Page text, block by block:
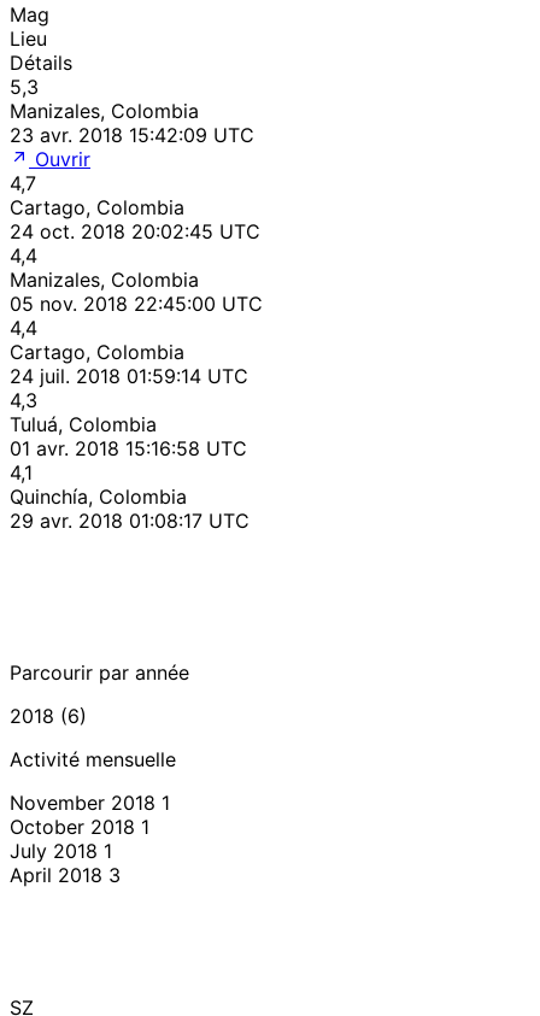
Mag
Lieu
Détails
5,3
Manizales, Colombia
23 avr. 2018 15:42:09 UTC
Ouvrir
4,7
Cartago, Colombia
24 oct. 2018 20:02:45 UTC
4,4
Manizales, Colombia
05 nov. 2018 22:45:00 UTC
4,4
Cartago, Colombia
24 juil. 2018 01:59:14 UTC
4,3
Tuluá, Colombia
01 avr. 2018 15:16:58 UTC
4,1
Quinchía, Colombia
29 avr. 2018 01:08:17 UTC
Parcourir par année
2018 (6)
Activité mensuelle
November 2018 1
October 2018 1
July 2018 1
April 2018 3
SZ